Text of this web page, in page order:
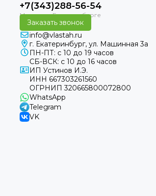
+7(343)288-56-54
Заказать звонок
info@vlastah.ru
г. Екатеринбург, ул. Машинная 3а
ПН-ПТ: с 10 до 19 часов
СБ-ВСК: с 10 до 16 часов
ИП Устинов И.Э.
ИНН 667303261560
ОГРНИП 320665800072800
WhatsApp
Telegram
VK